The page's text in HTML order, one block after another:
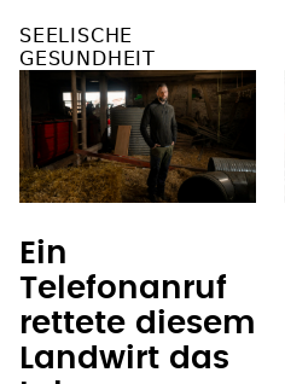
SEELISCHE
GESUNDHEIT
Ein
Telefonanruf
rettete diesem
Landwirt das